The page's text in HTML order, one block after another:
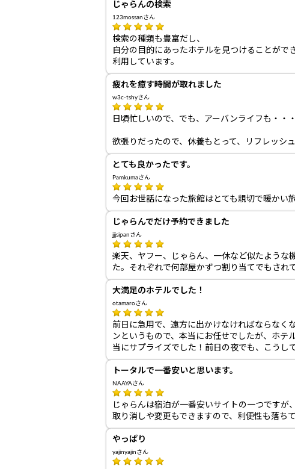
じゃらんの検索
123mossanさん
検索の種類も豊富だし、
自分の目的にあったホテルを見つけることがで
利用しています。
疲れを癒す時間が取れました
w3c-tshyさん
日頃忙しいので、でも、アーバンライフも・・・
欲張りだったので、休養もとって、リフレッシュ
とても良かったです。
Pamkumaさん
今回お世話になった旅館はとても親切で暖かい
じゃらんでだけ予約できました
jjjsipanさん
楽天、ヤフー、じゃらん、一休など似たような
た。それぞれで何部屋かずつ割り当てでもされ
大満足のホテルでした！
otamaroさん
前日に急用で、遠方に出かけなければならなく
ンというもので、本当にお任せでしたが、ホテ
当にサプライズでした！前日の夜でも、こうし
トータルで一番安いと思います。
NAAYAさん
じゃらんは宿泊が一番安いサイトの一つです
取り消しや変更もできますので、利便性も落ち
やっぱり
yajinyajinさん